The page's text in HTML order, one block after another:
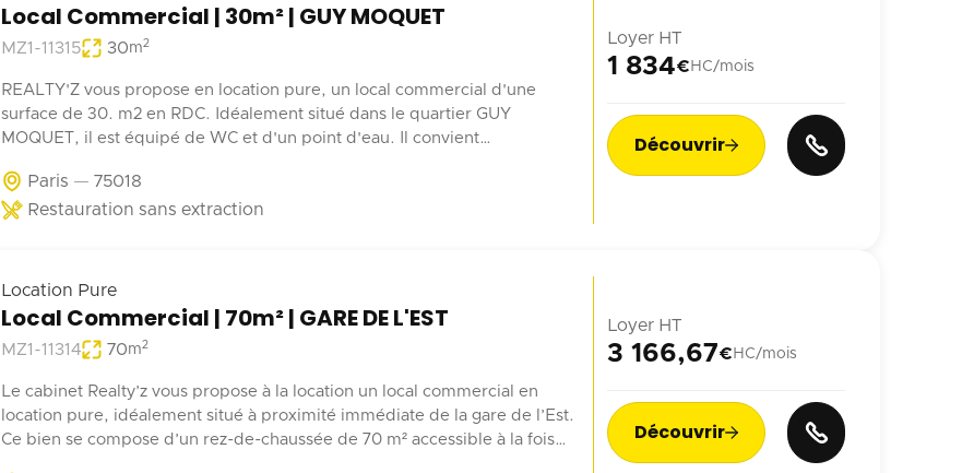
Local Commercial | 30m² | GUY MOQUET
MZ1-11315 30m2
REALTY'Z vous propose en location pure, un local commercial d'une
surface de 30. m2 en RDC. Idéalement situé dans le quartier GUY
MOQUET, il est équipé de WC et d'un point d'eau. Il convient
Paris
75018
Restauration sans extraction
Loyer HT
1 834€ HC/mois
Découvrir 
Location Pure
Local Commercial | 70m² | GARE DE L'EST
MZ1-11314 70m2
Le cabinet Realty’z vous propose à la location un local commercial en
location pure, idéalement situé à proximité immédiate de la gare de l’Est.
Ce bien se compose d’un rez-de-chaussée de 70 m² accessible à la fois
Loyer HT
3 166,67€ HC/mois
Découvrir 